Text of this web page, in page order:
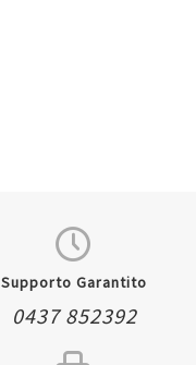
Supporto Garantito
0437 852392